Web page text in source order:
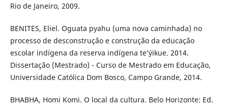
Rio de Janeiro, 2009.
BENITES, Eliel. Oguata pyahu (uma nova caminhada) no
processo de desconstrução e construção da educação
escolar indígena da reserva indígena te’ýikue. 2014.
Dissertação (Mestrado) - Curso de Mestrado em Educação,
Universidade Católica Dom Bosco, Campo Grande, 2014.
BHABHA, Homi Komi. O local da cultura. Belo Horizonte: Ed.